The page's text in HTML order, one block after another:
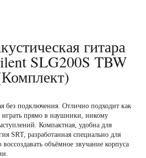
гитара
SLG200S TBW
без подключения. Отлично подходит как
прямо в наушники, никому
Компактная, удобна для
SRТ, разработанная специально для
объёмное звучание корпуса